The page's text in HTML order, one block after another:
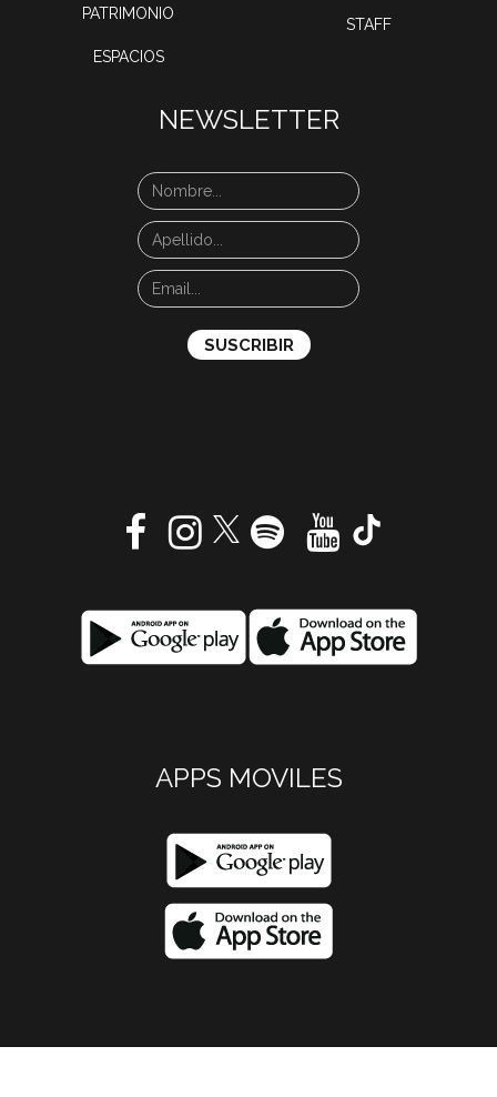
PATRIMONIO
ESPACIOS
STAFF
NEWSLETTER
APPS MOVILES